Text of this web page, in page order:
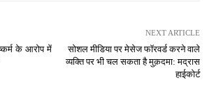
के आरोप में
NEXT ARTICLE
सोशल मीडिया पर मेसेज फॉरवर्ड करने वाले
व्यक्ति पर भी चल सकता है मुक़दमा: मद्रास
हाईकोर्ट